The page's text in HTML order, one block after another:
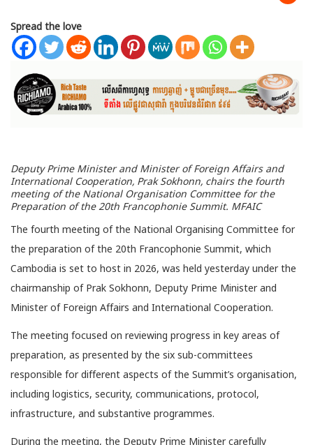
Spread the love
Deputy Prime Minister and Minister of Foreign Affairs and
International Cooperation, Prak Sokhonn, chairs the fourth
meeting of the National Organisation Committee for the
Preparation of the 20th Francophonie Summit. MFAIC
The fourth meeting of the National Organising Committee for
the preparation of the 20th Francophonie Summit, which
Cambodia is set to host in 2026, was held yesterday under the
chairmanship of Prak Sokhonn, Deputy Prime Minister and
Minister of Foreign Affairs and International Cooperation.
The meeting focused on reviewing progress in key areas of
preparation, as presented by the six sub-committees
responsible for different aspects of the Summit’s organisation,
including logistics, security, communications, protocol,
infrastructure, and substantive programmes.
During the meeting, the Deputy Prime Minister carefully